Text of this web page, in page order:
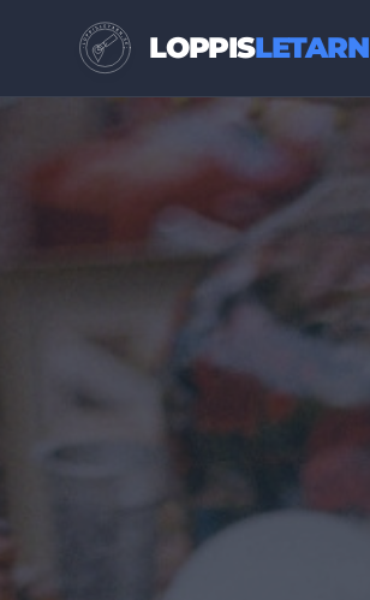
LOPPISLETARN